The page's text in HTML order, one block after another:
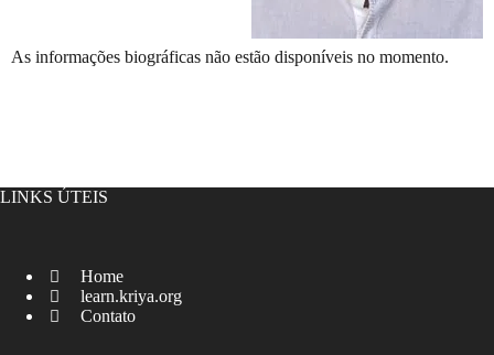
As informações biográficas não estão disponíveis no momento.
LINKS ÚTEIS
Home
learn.kriya.org
Contato